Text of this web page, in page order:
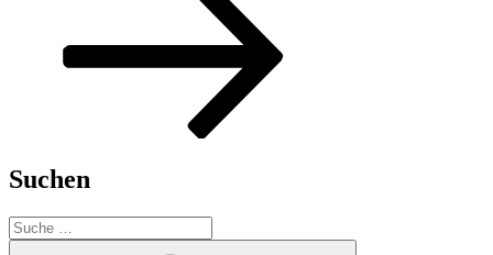
Suchen
Suche
nach: